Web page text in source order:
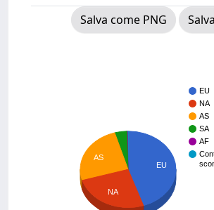
Salva come PNG
EU
NA
AS
SA
AF
EU
AS
NA